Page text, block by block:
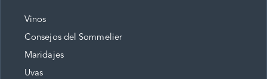
Vinos
Consejos del Sommelier
Maridajes
Uvas